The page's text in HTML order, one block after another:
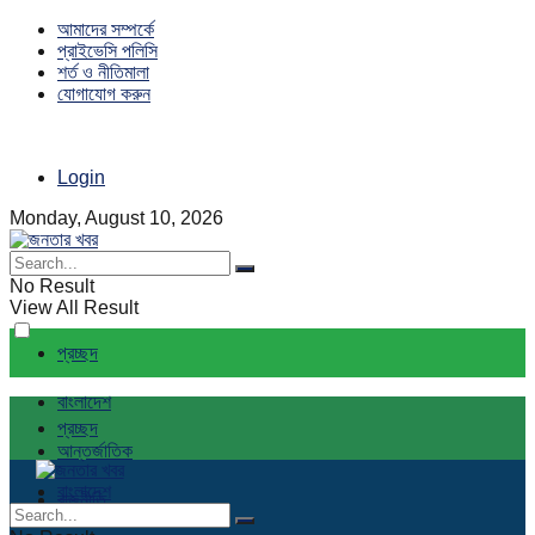
আমাদের সম্পর্কে
প্রাইভেসি পলিসি
শর্ত ও নীতিমালা
যোগাযোগ করুন
Login
Monday, August 10, 2026
No Result
View All Result
প্রচ্ছদ
বাংলাদেশ
আন্তর্জাতিক
রাজনীতি
প্রচ্ছদ
বাংলাদেশ